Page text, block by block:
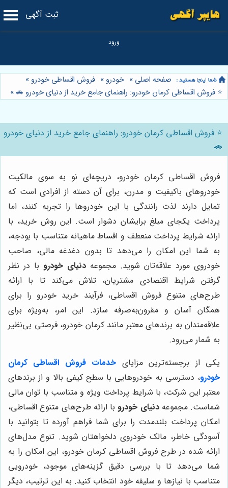
ثبت آگهی
صفحه اصلی » خودرو » فروش اقساطی خودرو »
⭐️ فروش اقساطی کرمان خودرو: راهنمای جامع خرید از دنیای خودرو 🚗»
⭐️ فروش اقساطی کرمان خودرو: راهنمای جامع خرید از دنیای خودرو
🚗
فروش اقساطی کرمان خودرو، دریچه‌ای نو به سوی مالکیت
خودروهای باکیفیت و مدرن، برای آن دسته از افرادی است که
تمایل دارند لذت رانندگی با این خودروها را تجربه کنند، اما
پرداخت یکجای مبلغ برایشان دشوار است. این روش خرید، با
ارائه شرایط پرداخت منعطف و اقساط ماهیانه متناسب با بودجه،
به شما این امکان را می‌دهد تا بدون دغدغه مالی، صاحب
خودروی مورد علاقه‌تان شوید. مجموعه دنیای خودرو با در نظر
گرفتن شرایط اقتصادی مشتریان، تلاش می‌کند تا با ارائه
طرح‌های متنوع فروش اقساطی، فرآیند خرید خودرو را برای
همگان آسان و مقرون‌به‌صرفه سازد. این امر، به‌ویژه برای
علاقه‌مندان به برندهای معتبر مانند کرمان خودرو، فرصتی بی‌نظیر
به شمار می‌رود.
یکی از برجسته‌ترین مزایای خدمات فروش اقساطی کرمان
خودرو، دسترسی به خودروهایی با سطح کیفی بالا و از برندهای
معتبر این شرکت، با شرایط پرداخت ویژه و متناسب با توان مالی
شماست. مجموعهدنیای خودروبا ارائه طرح‌های متنوع اقساطی،
امکان پرداخت بلندمدت را برای شما فراهم آورده تا بتوانید با
آسودگی خاطر، مالک خودروی دلخواهتان شوید. تنوع مدل‌های
ارائه شده در طرح فروش اقساطی کرمان خودرو، این امکان را به
شما می‌دهد تا با بررسی دقیق گزینه‌های موجود، خودرویی
متناسب با نیازها و سلیقه خود انتخاب کنید. به این ترتیب، دیگر